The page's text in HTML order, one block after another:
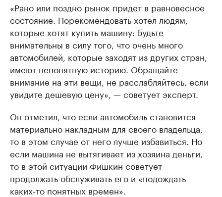
«Рано или поздно рынок придет в равновесное
состояние. Порекомендовать хотел людям,
которые хотят купить машину: будьте
внимательны в силу того, что очень много
автомобилей, которые заходят из других стран,
имеют непонятную историю. Обращайте
внимание на эти вещи, не расслабляйтесь, если
увидите дешевую цену», — советует эксперт.
Он отметил, что если автомобиль становится
материально накладным для своего владельца,
то в этом случае от него лучше избавиться. Но
если машина не вытягивает из хозяина деньги,
то в этой ситуации Фишкин советует
продолжать обслуживать его и «подождать
каких-то понятных времен».